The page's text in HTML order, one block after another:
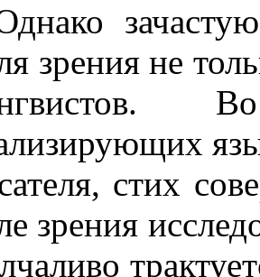
зрения не
стих
зрения